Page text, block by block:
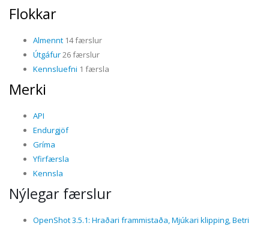
Flokkar
Almennt 14 færslur
Útgáfur26 færslur
Kennsluefni 1 færsla
Merki
API
Endurgjöf
Gríma
Yfirfærsla
Kennsla
Nýlegar færslur
OpenShot 3.5.1: Hraðari frammistaða, Mjúkari klipping, Betri